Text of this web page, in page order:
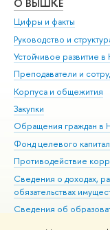
О ВЫШКЕ
Цифры и факты
Руководство и
Устойчивое развитие
Преподаватели и
Корпуса и общежития
Закупки
Обращения граждан
Фонд целевого
Противодействие
Сведения о доходах,
обязательствах
Сведения об
Людям с